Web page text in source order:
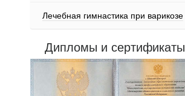
Лечебная гимнастика при варикозе
Дипломы и сертификаты